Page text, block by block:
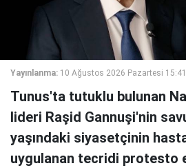
Yayınlanma: 10 Ağustos 2026 Pazartesi 15:41
Tunus'ta tutuklu bulunan
lideri Raşid Gannuşi'nin
yaşındaki siyasetçinin
uygulanan tecridi protesto